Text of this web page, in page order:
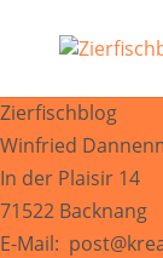
Zierfischblog
Winfried
In der Plaisir 14
71522 Backnang
E-Mail: